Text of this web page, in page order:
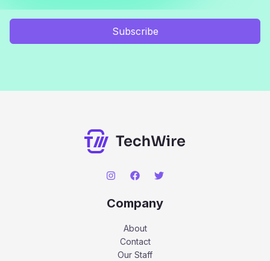
Subscribe
Company
About
Contact
Our Staff